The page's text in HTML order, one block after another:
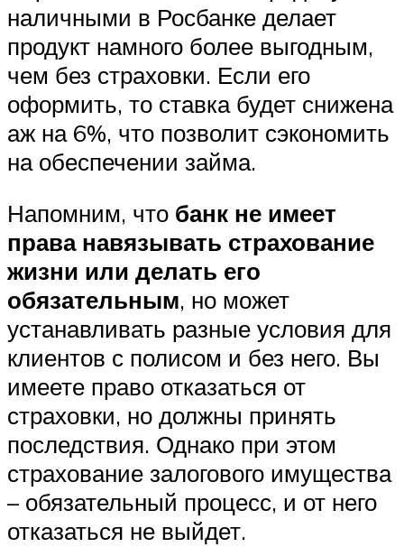
наличными в Росбанке делает
продукт намного более выгодным,
чем без страховки. Если его
оформить, то ставка будет снижена
аж на 6%, что позволит сэкономить
на обеспечении займа.
Напомним, что банк не имеет
права навязывать страхование
жизни или делать его
обязательным, но может
устанавливать разные условия для
клиентов с полисом и без него. Вы
имеете право отказаться от
страховки, но должны принять
последствия. Однако при этом
страхование залогового имущества
– обязательный процесс, и от него
отказаться не выйдет.